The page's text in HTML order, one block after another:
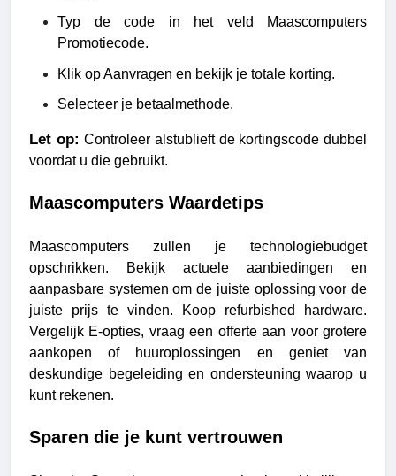
Typ de code in het veld Maascomputers
Promotiecode.
Klik op Aanvragen en bekijk je totale korting.
Selecteer je betaalmethode.
Let op:Controleer alstublieft de kortingscode dubbel
voordat u die gebruikt.
Maascomputers Waardetips
Maascomputers zullen je technologiebudget
opschrikken. Bekijk actuele aanbiedingen en
aanpasbare systemen om de juiste oplossing voor de
juiste prijs te vinden. Koop refurbished hardware.
Vergelijk E-opties, vraag een offerte aan voor grotere
aankopen of huuroplossingen en geniet van
deskundige begeleiding en ondersteuning waarop u
kunt rekenen.
Sparen die je kunt vertrouwen